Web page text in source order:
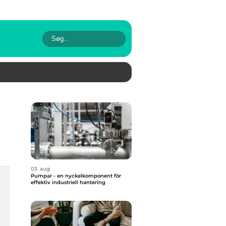
03. aug
Pumpar - en nyckelkomponent för
effektiv industriell hantering